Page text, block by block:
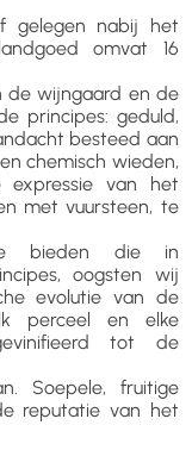
gelegen nabij het
omvat 16
de wijngaard en de
principes: geduld,
besteed aan
chemisch wieden,
expressie van het
met vuursteen, te
bieden die in
oogsten wij
evolutie van de
perceel en elke
tot de
Soepele, fruitige
reputatie van het